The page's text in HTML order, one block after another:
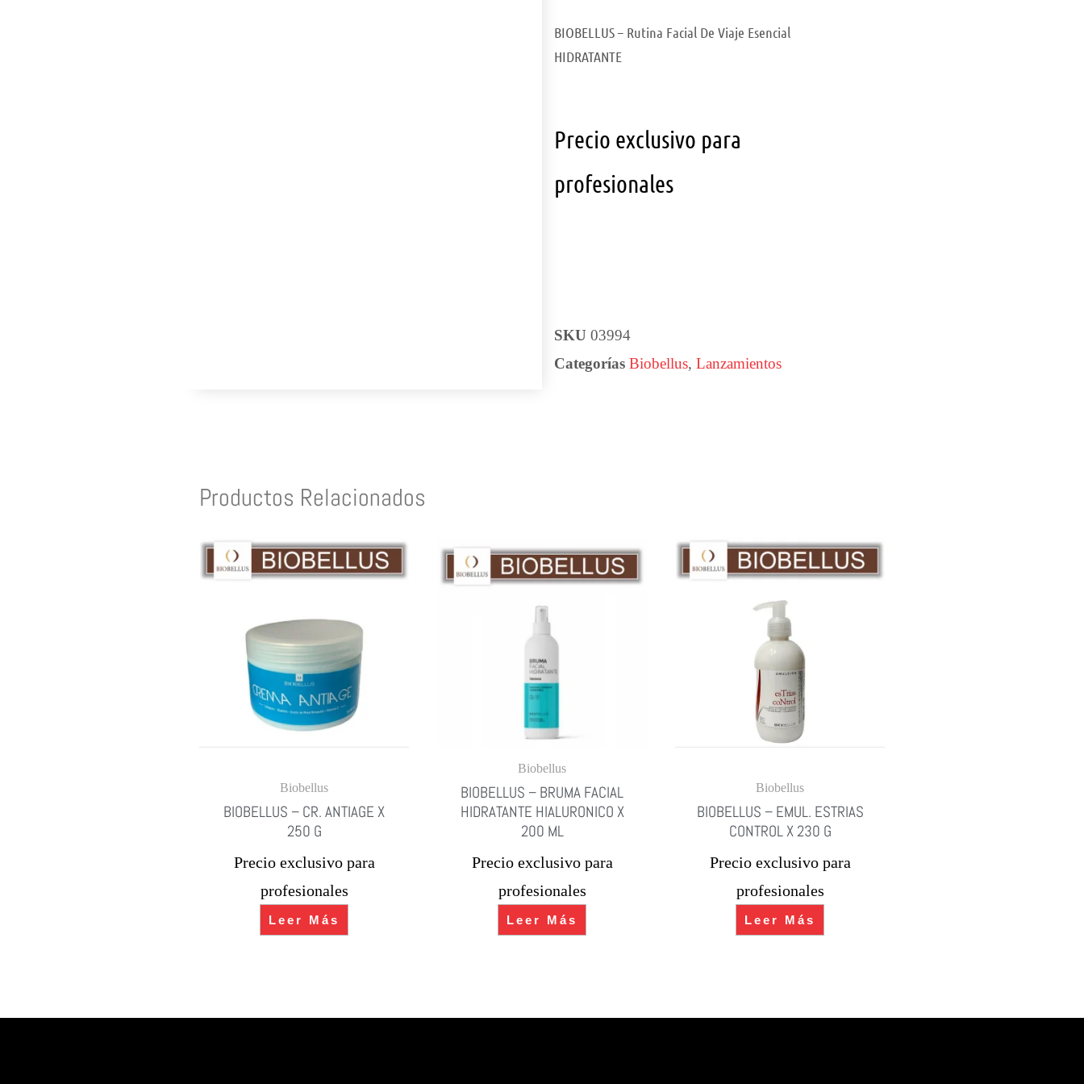
BIOBELLUS – Rutina Facial De Viaje Esencial
HIDRATANTE
Precio exclusivo para
profesionales
SKU 03994
Categorías Biobellus, Lanzamientos
Productos Relacionados
Biobellus
BIOBELLUS – CR. ANTIAGE X
250 G
Precio exclusivo para
profesionales
Leer Más
Biobellus
BIOBELLUS – BRUMA FACIAL
HIDRATANTE HIALURONICO X
200 ML
Precio exclusivo para
profesionales
Leer Más
Biobellus
BIOBELLUS – EMUL. ESTRIAS
CONTROL X 230 G
Precio exclusivo para
profesionales
Leer Más